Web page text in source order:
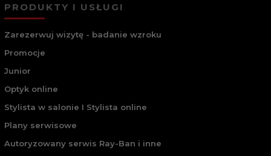
PRODUKTY I USŁUGI
Zarezerwuj wizytę - badanie wzroku
Promocje
Junior
Optyk online
Stylista w salonie I Stylista online
Plany serwisowe
Autoryzowany serwis Ray-Ban i inne